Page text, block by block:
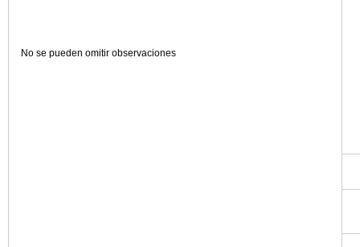
No se pueden omitir observaciones